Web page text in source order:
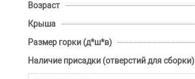
Возраст
Крыша
Размер горки (д*ш*в)
Наличие присадки (отверстий для сборки)